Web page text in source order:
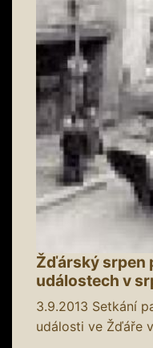
Žďárský srpen
událostech v
3.9.2013 Setkání
události ve Žďáře